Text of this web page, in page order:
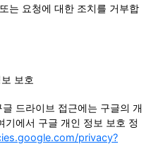
는 요청에 대한 조치를 거부합
보호
드라이브 접근에는 구글의 개
기에서 구글 개인 정보 보호 정
privacy?